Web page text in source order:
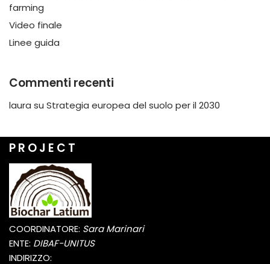
farming
Video finale
Linee guida
Commenti recenti
laura su Strategia europea del suolo per il 2030
P R O J E C T
COORDINATORE: Sara Marinari
ENTE: DIBAF-UNITUS
INDIRIZZO: